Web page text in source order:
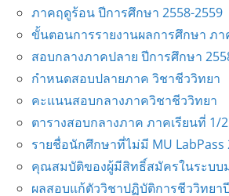
ภาคฤดูร้อน ปีการศึกษา 2558-2559
ขั้นตอนการรายงานผลการศึกษา ภ
สอบกลางภาคปลาย ปีการศึกษา
กำหนดสอบปลายภาค วิชาชีววิทยา
คะแนนสอบกลางภาควิชาชีววิทยา
ตารางสอบกลางภาค ภาคเรียนที่ 1/
รายชื่อนักศึกษาที่ไม่มี MU LabPass
คุณสมบัติของผู้มีสิทธิ์สมัครในระบบ
ผลสอบแก้ตัววิชาปฏิบัติการชีววิทยา